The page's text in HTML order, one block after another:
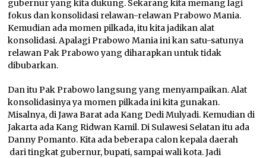
gubernur yang kita dukung. Sekarang kita memang lagi
fokus dan konsolidasi relawan-relawan Prabowo Mania.
Kemudian ada momen pilkada, itu kita jadikan alat
konsolidasi. Apalagi Prabowo Mania ini kan satu-satunya
relawan Pak Prabowo yang diharapkan untuk tidak
dibubarkan.
Dan itu Pak Prabowo langsung yang menyampaikan. Alat
konsolidasinya ya momen pilkada ini kita gunakan.
Misalnya, di Jawa Barat ada Kang Dedi Mulyadi. Kemudian di
Jakarta ada Kang Ridwan Kamil. Di Sulawesi Selatan itu ada
Danny Pomanto. Kita ada beberapa calon kepala daerah
dari tingkat gubernur, bupati, sampai wali kota. Jadi